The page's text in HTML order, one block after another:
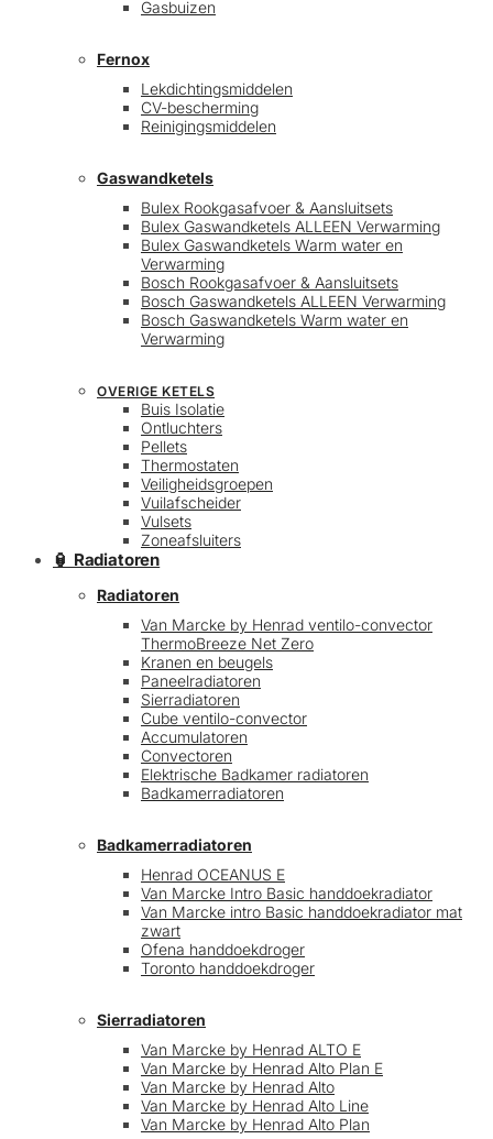
Gasbuizen
Fernox
Lekdichtingsmiddelen
CV-bescherming
Reinigingsmiddelen
Gaswandketels
Bulex Rookgasafvoer & Aansluitsets
Bulex Gaswandketels ALLEEN Verwarming
Bulex Gaswandketels Warm water en
Verwarming
Bosch Rookgasafvoer & Aansluitsets
Bosch Gaswandketels ALLEEN Verwarming
Bosch Gaswandketels Warm water en
Verwarming
OVERIGE KETELS
Buis Isolatie
Ontluchters
Pellets
Thermostaten
Veiligheidsgroepen
Vuilafscheider
Vulsets
Zoneafsluiters
🏮 Radiatoren
Radiatoren
Van Marcke by Henrad ventilo-convector
ThermoBreeze Net Zero
Kranen en beugels
Paneelradiatoren
Sierradiatoren
Cube ventilo-convector
Accumulatoren
Convectoren
Elektrische Badkamer radiatoren
Badkamerradiatoren
Badkamerradiatoren
Henrad OCEANUS E
Van Marcke Intro Basic handdoekradiator
Van Marcke intro Basic handdoekradiator mat
zwart
Ofena handdoekdroger
Toronto handdoekdroger
Sierradiatoren
Van Marcke by Henrad ALTO E
Van Marcke by Henrad Alto Plan E
Van Marcke by Henrad Alto
Van Marcke by Henrad Alto Line
Van Marcke by Henrad Alto Plan